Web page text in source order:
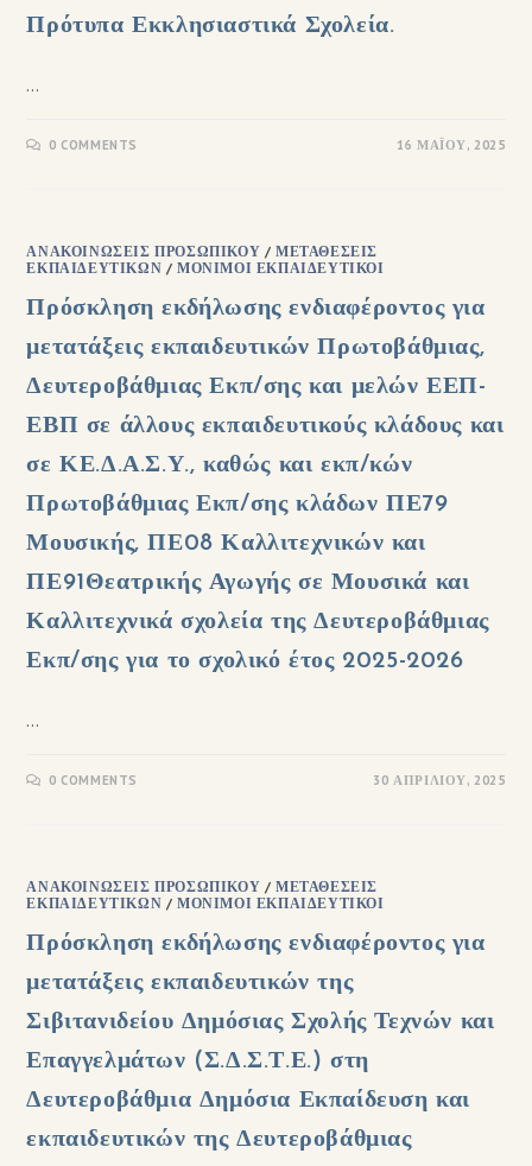
Πρότυπα Εκκλησιαστικά Σχολεία.
…
0 COMMENTS 16 ΜΑΪ́ΟΥ, 2025
ΑΝΑΚΟΙΝΏΣΕΙΣ ΠΡΟΣΩΠΙΚΟΎ /ΜΕΤΑΘΈΣΕΙΣ
ΕΚΠΑΙΔΕΥΤΙΚΏΝ /ΜΌΝΙΜΟΙ ΕΚΠΑΙΔΕΥΤΙΚΟΊ
Πρόσκληση εκδήλωσης ενδιαφέροντος για
μετατάξεις εκπαιδευτικών Πρωτοβάθμιας,
Δευτεροβάθμιας Εκπ/σης και μελών ΕΕΠ-
ΕΒΠ σε άλλους εκπαιδευτικούς κλάδους και
σε ΚΕ.Δ.Α.Σ.Υ., καθώς και εκπ/κών
Πρωτοβάθμιας Εκπ/σης κλάδων ΠΕ79
Μουσικής, ΠΕ08 Καλλιτεχνικών και
ΠΕ91Θεατρικής Αγωγής σε Μουσικά και
Καλλιτεχνικά σχολεία της Δευτεροβάθμιας
Εκπ/σης για το σχολικό έτος 2025-2026
…
0 COMMENTS 30 ΑΠΡΙΛΊΟΥ, 2025
ΑΝΑΚΟΙΝΏΣΕΙΣ ΠΡΟΣΩΠΙΚΟΎ /ΜΕΤΑΘΈΣΕΙΣ
ΕΚΠΑΙΔΕΥΤΙΚΏΝ /ΜΌΝΙΜΟΙ ΕΚΠΑΙΔΕΥΤΙΚΟΊ
Πρόσκληση εκδήλωσης ενδιαφέροντος για
μετατάξεις εκπαιδευτικών της
Σιβιτανιδείου Δημόσιας Σχολής Τεχνών και
Επαγγελμάτων (Σ.Δ.Σ.Τ.Ε.) στη
Δευτεροβάθμια Δημόσια Εκπαίδευση και
εκπαιδευτικών της Δευτεροβάθμιας